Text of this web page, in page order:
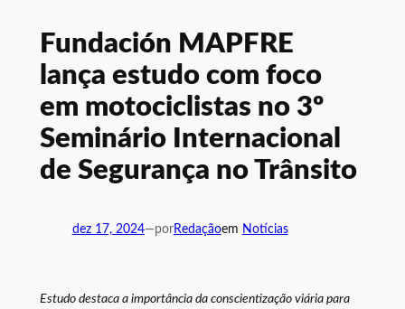
Fundación MAPFRE
lança estudo com foco
em motociclistas no 3º
Seminário Internacional
de Segurança no Trânsito
dez 17, 2024—porRedaçãoem Notícias
Estudo destaca a importância da conscientização viária para